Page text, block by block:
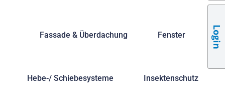
Fassade & Überdachung Fenster
Hebe-/ Schiebesysteme Insektenschutz
Login